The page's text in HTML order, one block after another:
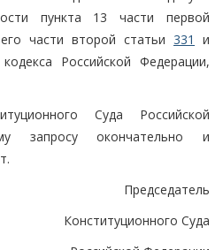
пункта 13 части первой
части второй статьи 331
и
Российской Федерации,
Суда Российской
запросу окончательно и
Председатель
Конституционного Суда